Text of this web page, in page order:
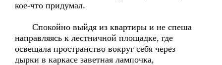
кое-что придумал.
Спокойно выйдя из квартиры и не спеша
направляясь к лестничной площадке, где
освещала пространство вокруг себя через
дырки в каркасе заветная лампочка,